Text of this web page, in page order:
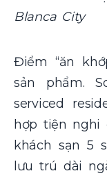
Blanca City
Điểm “ăn
sản phẩm.
serviced
hợp tiện nghi
khách sạn 5
lưu trú dài